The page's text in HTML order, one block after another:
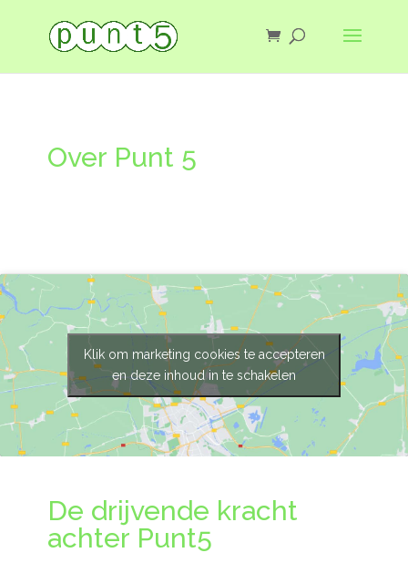
Over Punt 5
Klik om marketing cookies te accepteren
en deze inhoud in te schakelen
De drijvende kracht
achter Punt5